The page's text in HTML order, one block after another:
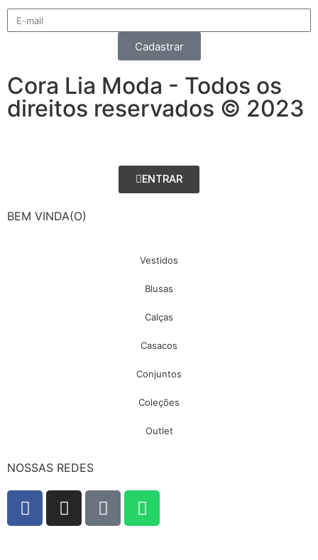
Cadastrar
Cora Lia Moda - Todos os
direitos reservados © 2023
ENTRAR
BEM VINDA(O)
Vestidos
Blusas
Calças
Casacos
Conjuntos
Coleções
Outlet
NOSSAS REDES